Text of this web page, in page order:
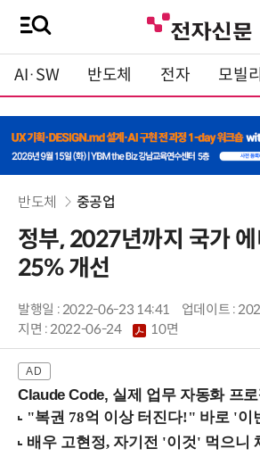
AI·SW 반도체 전자 모빌
반도체 중공업
정부, 2027년까지 국가
25% 개선
발행일 : 2022-06-23 14:41
업데이트 :
지면 :2022-06-24 10면
Claude Code, 실제 업무 자동화 프로젝트 구현